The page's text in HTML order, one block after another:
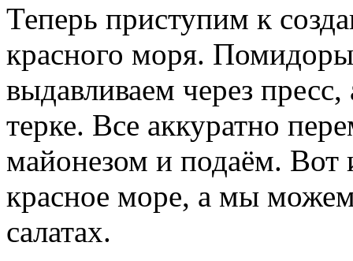
Теперь приступим к
красного моря.
выдавливаем через
терке. Все аккуратно
майонезом и подаём.
красное море, а мы
салатах.